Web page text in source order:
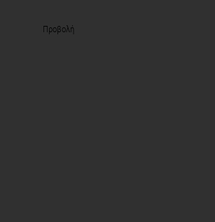
Προβολή